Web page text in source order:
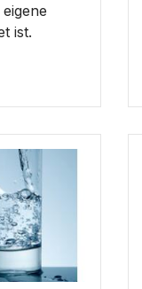
ist.